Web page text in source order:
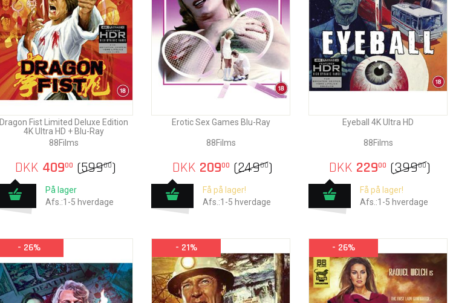
Dragon Fist Limited Deluxe Edition
4K Ultra HD + Blu-Ray
88Films
DKK 40900 (59900)
På lager
Afs.:1-5 hverdage
Erotic Sex Games Blu-Ray
88Films
DKK 20900 (24900)
Få på lager!
Afs.:1-5 hverdage
Eyeball 4K Ultra HD
88Films
DKK 22900 (39900)
Få på lager!
Afs.:1-5 hverdage
- 26% - 21% - 26%